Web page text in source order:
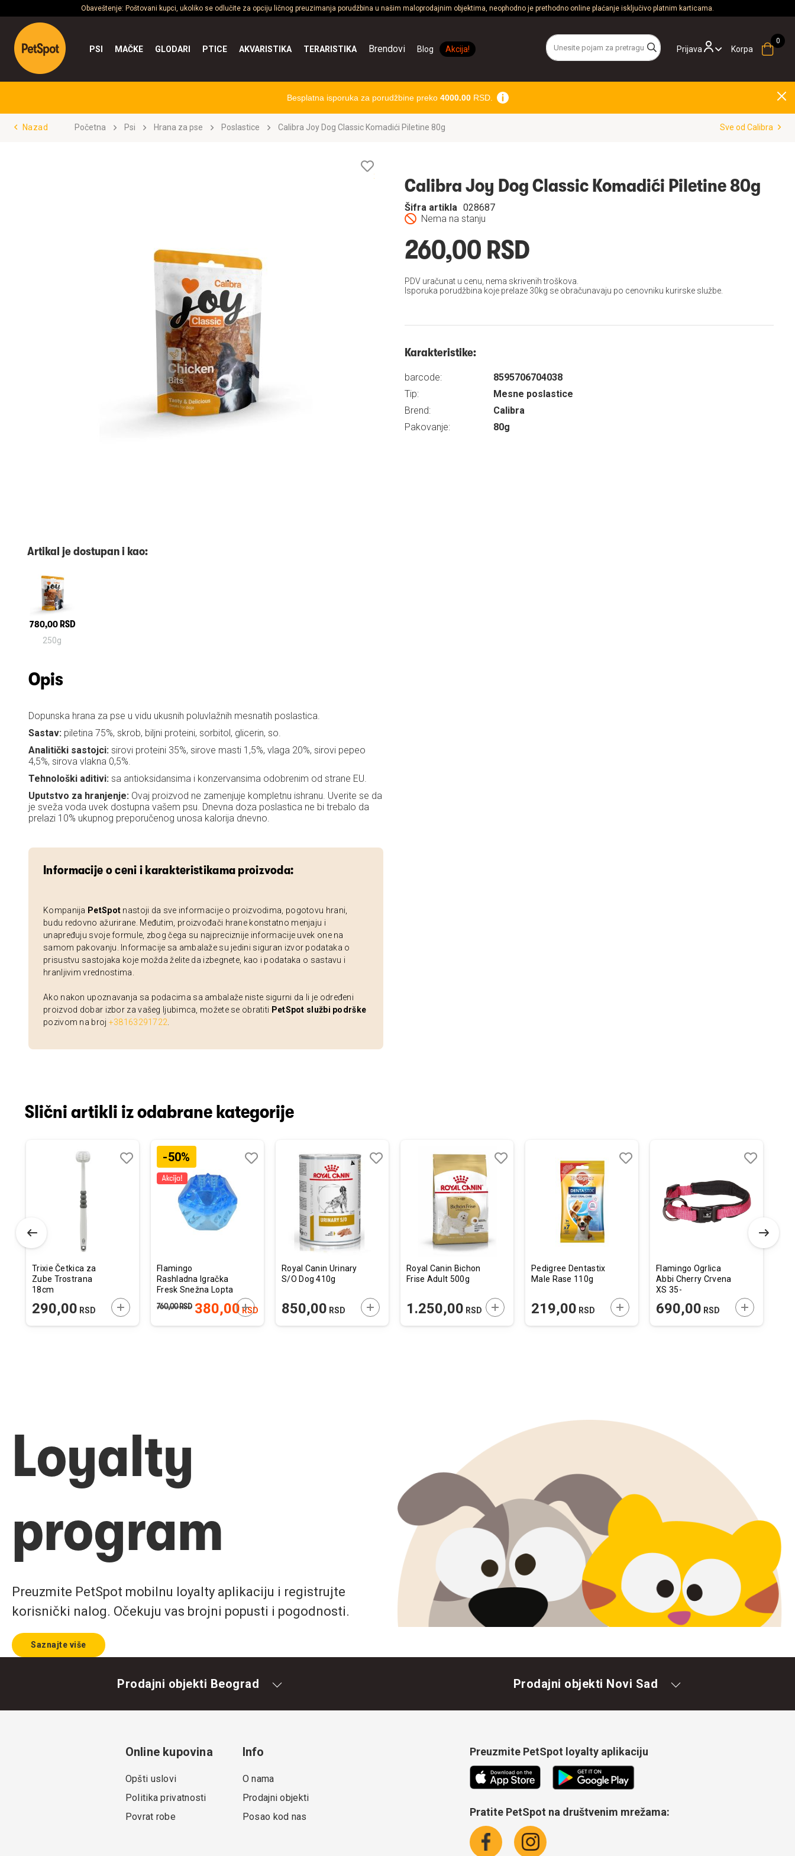
Obaveštenje: Poštovani kupci, ukoliko se odlučite za opciju ličnog preuzimanja porudžbina u našim maloprodajnim objektima, neophodno je prethodno online plaćanje isključivo platnim karticama.
Prijava
PSI MAČKE GLODARI PTICE AKVARISTIKA TERARISTIKA Brendovi Blog Akcija! Korpa
Besplatna isporuka za porudžbine preko 4000.00RSD.
Nazad Početna Psi Hrana za pse Poslastice Calibra Joy Dog Classic Komadići Piletine 80g Sve od Calibra
Artikal je dostupan i kao:
780,00 RSD
250g
Opis
Dopunska hrana za pse u vidu ukusnih poluvlažnih mesnatih poslastica.
Sastav: piletina 75%, skrob, biljni proteini, sorbitol, glicerin, so.
Analitički sastojci: sirovi proteini 35%, sirove masti 1,5%, vlaga 20%, sirovi pepeo
4,5%, sirova vlakna 0,5%.
Tehnološki aditivi: sa antioksidansima i konzervansima odobrenim od strane EU.
Uputstvo za hranjenje: Ovaj proizvod ne zamenjuje kompletnu ishranu. Uverite se da
je sveža voda uvek dostupna vašem psu. Dnevna doza poslastica ne bi trebalo da
prelazi 10% ukupnog preporučenog unosa kalorija dnevno.
Informacije o ceni i karakteristikama proizvoda:
Kompanija PetSpot nastoji da sve informacije o proizvodima, pogotovu hrani,
budu redovno ažurirane. Međutim, proizvođači hrane konstatno menjaju i
unapređuju svoje formule, zbog čega su najpreciznije informacije uvek one na
samom pakovanju. Informacije sa ambalaže su jedini siguran izvor podataka o
prisustvu sastojaka koje možda želite da izbegnete, kao i podataka o sastavu i
hranljivim vrednostima.
Ako nakon upoznavanja sa podacima sa ambalaže niste sigurni da li je određeni
proizvod dobar izbor za vašeg ljubimca, možete se obratiti PetSpot službi podrške
pozivom na broj +38163291722
želja
Calibra Joy Dog Classic Komadići Piletine 80g
Nema na stanju
Šifra artikla 028687
260,00 RSD
PDV uračunat u cenu, nema skrivenih troškova.
Isporuka porudžbina koje prelaze 30kg se obračunavaju po cenovniku kurirske službe.
Karakteristike:
barcode:
8595706704038
Tip:
Mesne poslastice
Brend:
Calibra
Pakovanje:
80g
Slični artikli iz odabrane kategorije
U KORPU
Trixie Četkica za
Zube Trostrana
18cm
290,00 RSD DODAJTE U KORPU
-50%
Flamingo
Rashladna Igračka
Fresk Snežna Lopta
380,00 RSD
760,00RSD DODAJTE U KORPU
Royal Canin Urinary
S/O Dog 410g
850,00 RSD DODAJTE U KORPU
Royal Canin Bichon
Frise Adult 500g
1.250,00 RSD DODAJTE U KORPU
Pedigree Dentastix
Male Rase 110g
219,00 RSD DODAJTE U KORPU
Flamingo Ogrlica
Abbi Cherry Crvena
XS 35-
690,00 RSD DODAJTE U
listu
želja
Loyalty
program
Preuzmite PetSpot mobilnu loyalty aplikaciju i registrujte
korisnički nalog. Očekuju vas brojni popusti i pogodnosti.
Saznajte više
Prodajni objekti Beograd Prodajni objekti Novi Sad
Online kupovina
Opšti uslovi
Politika privatnosti
Povrat robe
Info
O nama
Prodajni objekti
Posao kod nas
Preuzmite PetSpot loyalty aplikaciju
Pratite PetSpot na društvenim mrežama: